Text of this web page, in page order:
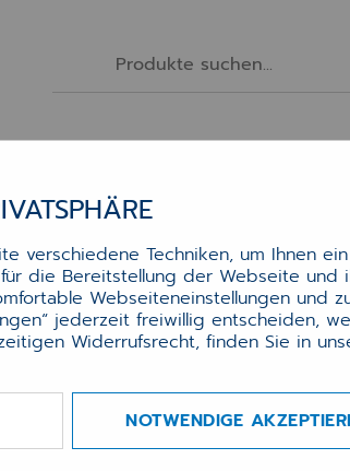
Brother TN325C
0020002797
verfügbar
verschiedene Techniken, um Ihnen
die Bereitstellung der Webseite
Webseiteneinstellungen und
jederzeit freiwillig entscheiden,
Widerrufsrecht, finden Sie in
NOTWENDIGE